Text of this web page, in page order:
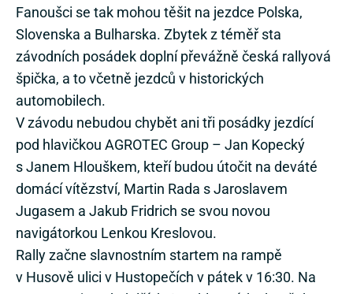
Fanoušci se tak mohou těšit na jezdce Polska,
Slovenska a Bulharska. Zbytek z téměř sta
závodních posádek doplní převážně česká rallyová
špička, a to včetně jezdců v historických
automobilech.
V závodu nebudou chybět ani tři posádky jezdící
pod hlavičkou AGROTEC Group – Jan Kopecký
s Janem Hlouškem, kteří budou útočit na deváté
domácí vítězství, Martin Rada s Jaroslavem
Jugasem a Jakub Fridrich se svou novou
navigátorkou Lenkou Kreslovou.
Rally začne slavnostním startem na rampě
v Husově ulici v Hustopečích v pátek v 16:30. Na